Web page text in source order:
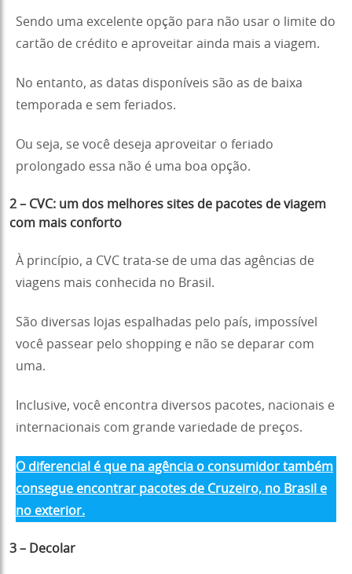
Sendo uma excelente opção para não usar o limite do
cartão de crédito e aproveitar ainda mais a viagem.
No entanto, as datas disponíveis são as de baixa
temporada e sem feriados.
Ou seja, se você deseja aproveitar o feriado
prolongado essa não é uma boa opção.
2 – CVC: um dos melhores sites de pacotes de viagem
com mais conforto
À princípio, a CVC trata-se de uma das agências de
viagens mais conhecida no Brasil.
São diversas lojas espalhadas pelo país, impossível
você passear pelo shopping e não se deparar com
uma.
Inclusive, você encontra diversos pacotes, nacionais e
internacionais com grande variedade de preços.
O diferencial é que na agência o consumidor também
consegue encontrar pacotes de Cruzeiro, no Brasil e
no exterior.
3 – Decolar